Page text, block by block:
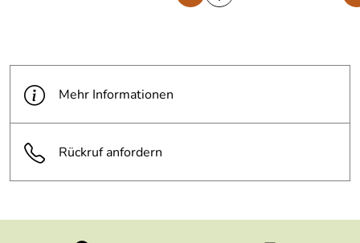
Mehr Informationen
Rückruf anfordern